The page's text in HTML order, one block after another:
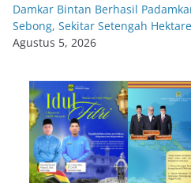
Damkar Bintan Berhasil
Sebong, Sekitar Setengah
Agustus 5, 2026